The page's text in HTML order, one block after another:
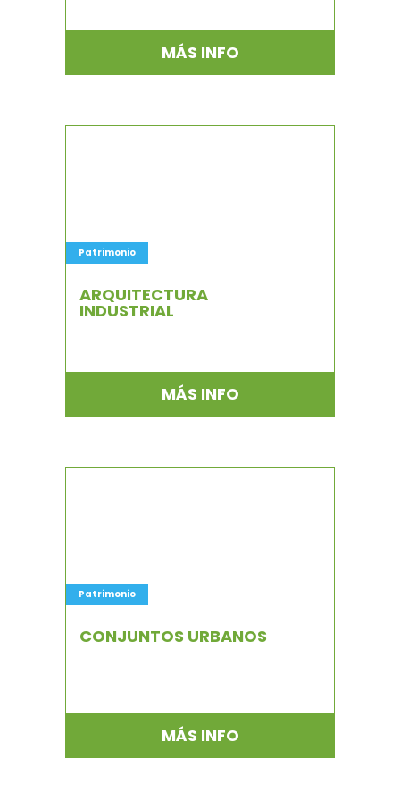
MÁS INFO
Patrimonio
ARQUITECTURA
INDUSTRIAL
MÁS INFO
Patrimonio
CONJUNTOS URBANOS
MÁS INFO